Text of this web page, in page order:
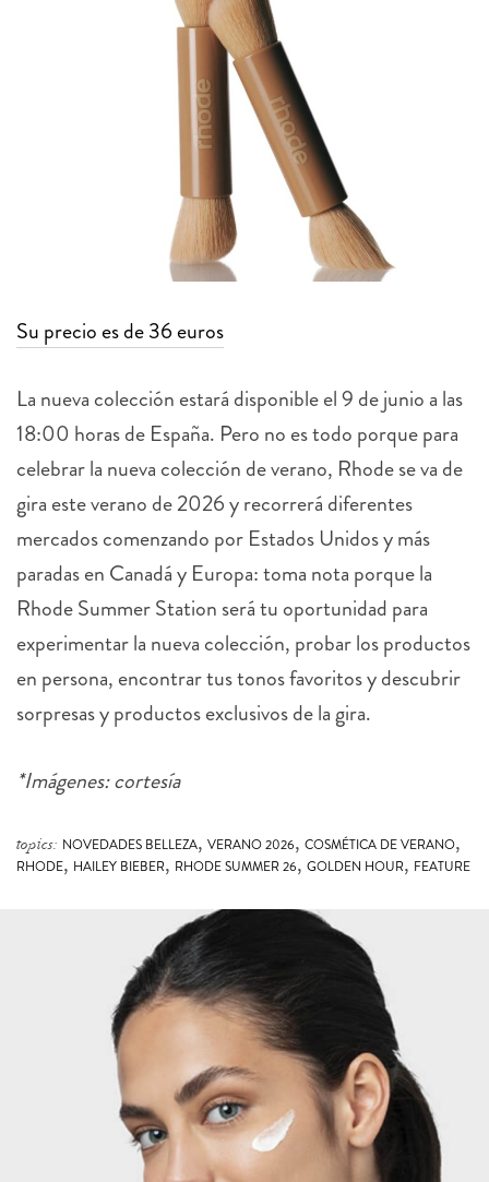
Su precio es de 36 euros
La nueva colección estará disponible el 9 de junio a las
18:00 horas de España. Pero no es todo porque para
celebrar la nueva colección de verano, Rhode se va de
gira este verano de 2026 y recorrerá diferentes
mercados comenzando por Estados Unidos y más
paradas en Canadá y Europa: toma nota porque la
Rhode Summer Station será tu oportunidad para
experimentar la nueva colección, probar los productos
en persona, encontrar tus tonos favoritos y descubrir
sorpresas y productos exclusivos de la gira.
*Imágenes: cortesía
topics: NOVEDADES BELLEZA, VERANO 2026, COSMÉTICA DE VERANO,
RHODE, HAILEY BIEBER, RHODE SUMMER 26, GOLDEN HOUR, FEATURE